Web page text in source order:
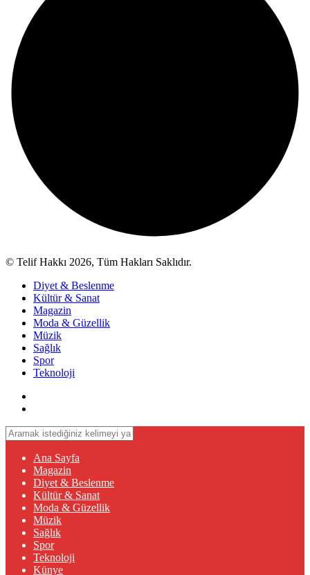
© Telif Hakkı 2026, Tüm Hakları Saklıdır.
Diyet & Beslenme
Kültür & Sanat
Magazin
Moda & Güzellik
Müzik
Sağlık
Spor
Teknoloji
Ana Sayfa
Magazin
Diyet & Beslenme
Kültür & Sanat
Moda & Güzellik
Müzik
Sağlık
Spor
Teknoloji
Künye